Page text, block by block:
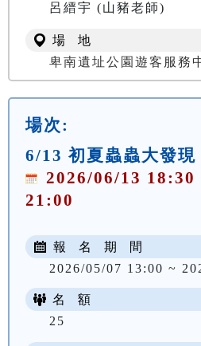
呂縉宇 (山豬老師)
場 地
卑南遺址公園遊客服務
場次:
6/13 初夏蟲蟲大發現
2026/06/13 18:30
21:00
報 名 期 間
2026/05/07 13:00 ~
名 額
25